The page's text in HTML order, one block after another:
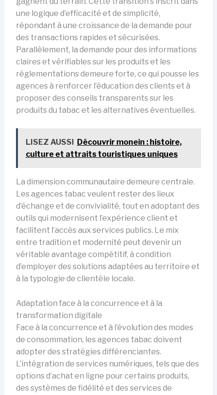
une logique d’efficacité et de simplicité,
répondant à une croissance de la demande pour
des transactions rapides et sécurisées.
Parallèlement, la demande pour des informations
claires et vérifiables sur les produits et les
réglementations demeure forte, ce qui pousse les
agences à renforcer l’éducation des clients et à
proposer des conseils transparents sur les
produits du tabac et les alternatives éventuelles.
LISEZ AUSSI
Découvrir monein : histoire,
culture et attraits touristiques uniques
La dimension communautaire demeure centrale.
Les agences tabac veulent rester des lieux
d’échange et de convivialité, tout en adoptant des
outils qui modernisent l’expérience client et
facilitent l’accès aux services publics. Le mix
entre tradition et modernité peut devenir un
véritable avantage compétitif, à condition
d’employer des solutions adaptées au territoire et
à la typologie de clientèle locale.
Adaptation face à la concurrence et à la
transformation digitale
Face à la concurrence et à l’évolution des modes
de consommation, les agences tabac doivent
adopter des stratégies différenciantes.
L’intégration de services numériques, tels que des
options d’achat en ligne pour certains produits,
des systèmes de fidélité et des services de